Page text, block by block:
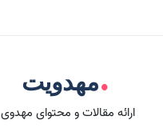
.مهدویت
ارائه مقالات و محتوای مهدوی